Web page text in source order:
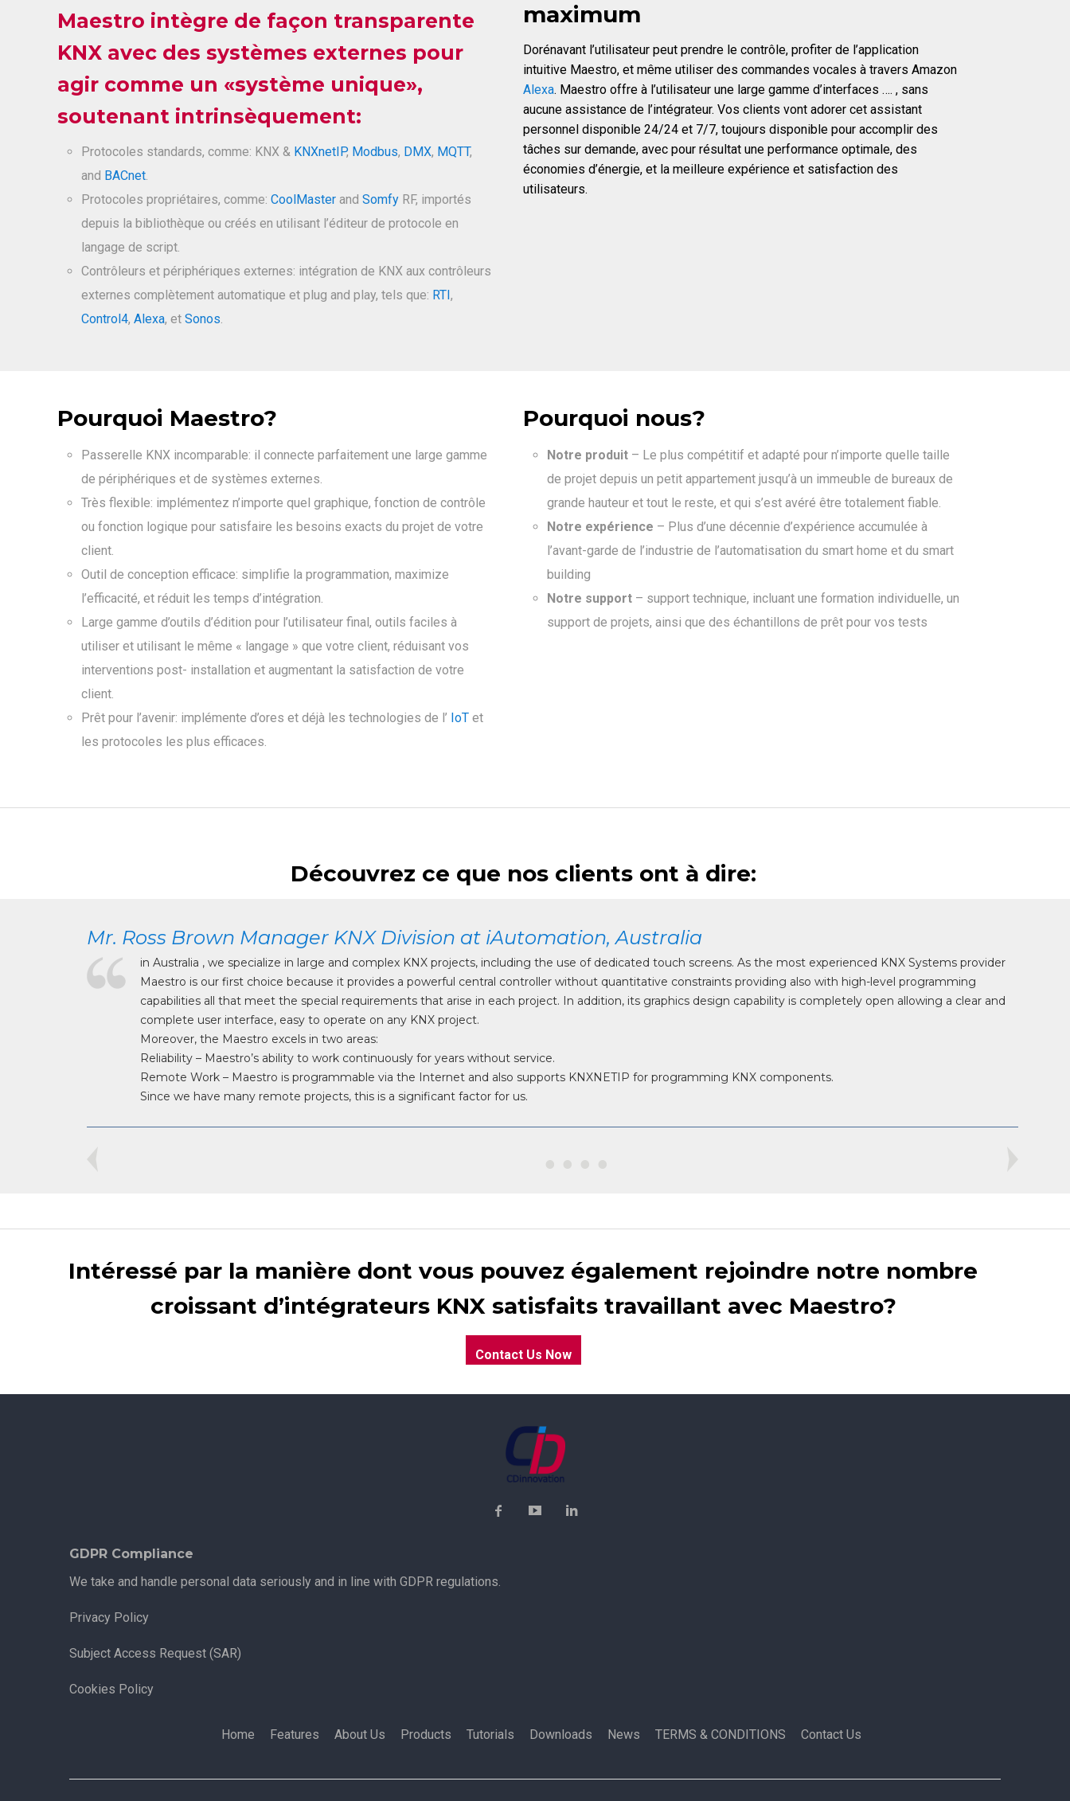
Maestro intègre de façon transparente
KNX avec des systèmes externes pour
agir comme un «système unique»,
soutenant intrinsèquement:
Protocoles standards, comme: KNX & KNXnetIP, Modbus, DMX, MQTT,
and BACnet.
Protocoles propriétaires, comme: CoolMaster and Somfy RF, importés
depuis la bibliothèque ou créés en utilisant l’éditeur de protocole en
langage de script.
Contrôleurs et périphériques externes: intégration de KNX aux contrôleurs
externes complètement automatique et plug and play, tels que: RTI,
Control4, Alexa, et Sonos.
maximum
Dorénavant l’utilisateur peut prendre le contrôle, profiter de l’application
intuitive Maestro, et même utiliser des commandes vocales à travers Amazon
Alexa. Maestro offre à l’utilisateur une large gamme d’interfaces …. , sans
aucune assistance de l’intégrateur. Vos clients vont adorer cet assistant
personnel disponible 24/24 et 7/7, toujours disponible pour accomplir des
tâches sur demande, avec pour résultat une performance optimale, des
économies d’énergie, et la meilleure expérience et satisfaction des
utilisateurs.
Pourquoi Maestro?
Passerelle KNX incomparable: il connecte parfaitement une large gamme
de périphériques et de systèmes externes.
Très flexible: implémentez n’importe quel graphique, fonction de contrôle
ou fonction logique pour satisfaire les besoins exacts du projet de votre
client.
Outil de conception efficace: simplifie la programmation, maximize
l’efficacité, et réduit les temps d’intégration.
Large gamme d’outils d’édition pour l’utilisateur final, outils faciles à
utiliser et utilisant le même « langage » que votre client, réduisant vos
interventions post- installation et augmentant la satisfaction de votre
client.
Prêt pour l’avenir: implémente d’ores et déjà les technologies de l’ IoT et
les protocoles les plus efficaces.
Pourquoi nous?
Notre produit– Le plus compétitif et adapté pour n’importe quelle taille
de projet depuis un petit appartement jusqu’à un immeuble de bureaux de
grande hauteur et tout le reste, et qui s’est avéré être totalement fiable.
Notre expérience – Plus d’une décennie d’expérience accumulée à
l’avant-garde de l’industrie de l’automatisation du smart home et du smart
building
Notre support– support technique, incluant une formation individuelle, un
support de projets, ainsi que des échantillons de prêt pour vos tests
Découvrez ce que nos clients ont à dire:
Mr. Ross Brown Manager KNX Division at iAutomation, Australia
in Australia , we specialize in large and complex KNX projects, including the use of dedicated touch screens. As the most experienced KNX Systems provider
Maestro is our first choice because it provides a powerful central controller without quantitative constraints providing also with high-level programming
capabilities all that meet the special requirements that arise in each project. In addition, its graphics design capability is completely open allowing a clear and
complete user interface, easy to operate on any KNX project.
Moreover, the Maestro excels in two areas:
Reliability – Maestro’s ability to work continuously for years without service.
Remote Work – Maestro is programmable via the Internet and also supports KNXNETIP for programming KNX components.
Since we have many remote projects, this is a significant factor for us.
Intéressé par la manière dont vous pouvez également rejoindre notre nombre
croissant d’intégrateurs KNX satisfaits travaillant avec Maestro?
Contact Us Now
GDPR Compliance
We take and handle personal data seriously and in line with GDPR regulations.
Privacy Policy
Subject Access Request (SAR)
Cookies Policy
Home Features About Us Products Tutorials Downloads News TERMS & CONDITIONS Contact Us